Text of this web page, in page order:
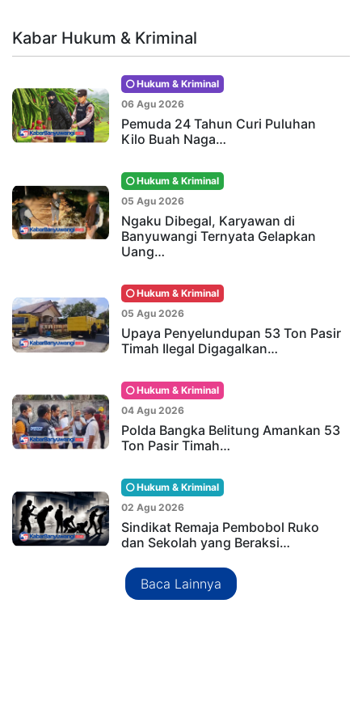
Kabar Hukum & Kriminal
Hukum & Kriminal
06 Agu 2026
Pemuda 24 Tahun Curi Puluhan
Kilo Buah Naga…
Hukum & Kriminal
05 Agu 2026
Ngaku Dibegal, Karyawan di
Banyuwangi Ternyata Gelapkan
Uang…
Hukum & Kriminal
05 Agu 2026
Upaya Penyelundupan 53 Ton Pasir
Timah Ilegal Digagalkan…
Hukum & Kriminal
04 Agu 2026
Polda Bangka Belitung Amankan 53
Ton Pasir Timah…
Hukum & Kriminal
02 Agu 2026
Sindikat Remaja Pembobol Ruko
dan Sekolah yang Beraksi…
Baca Lainnya